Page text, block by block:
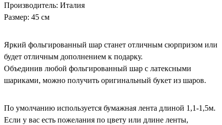
Производитель: Италия
Размер: 45 см
Яркий фольгированный шар станет отличным сюрпризом или
будет отличным дополнением к подарку.
Объединив любой фольгированный шар с латексными
шариками, можно получить оригинальный букет из шаров.
По умолчанию используется бумажная лента длиной 1,1-1,5м.
Если у вас есть пожелания по цвету или длине ленты,